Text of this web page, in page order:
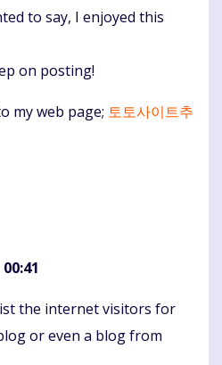
to say, I enjoyed this
on posting!
my web page; 토토사이트추
the internet visitors for
or even a blog from